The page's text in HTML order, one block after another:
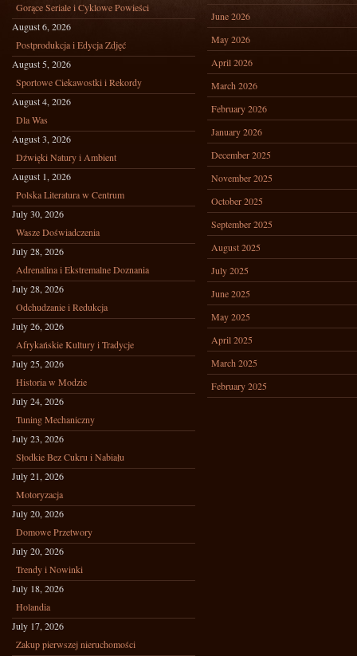
Gorące Seriale i Cyklowe Powieści
August 6, 2026
Postprodukcja i Edycja Zdjęć
August 5, 2026
Sportowe Ciekawostki i Rekordy
August 4, 2026
Dla Was
August 3, 2026
Dźwięki Natury i Ambient
August 1, 2026
Polska Literatura w Centrum
July 30, 2026
Wasze Doświadczenia
July 28, 2026
Adrenalina i Ekstremalne Doznania
July 28, 2026
Odchudzanie i Redukcja
July 26, 2026
Afrykańskie Kultury i Tradycje
July 25, 2026
Historia w Modzie
July 24, 2026
Tuning Mechaniczny
July 23, 2026
Słodkie Bez Cukru i Nabiału
July 21, 2026
Motoryzacja
July 20, 2026
Domowe Przetwory
July 20, 2026
Trendy i Nowinki
July 18, 2026
Holandia
July 17, 2026
Zakup pierwszej nieruchomości
June 2026
May 2026
April 2026
March 2026
February 2026
January 2026
December 2025
November 2025
October 2025
September 2025
August 2025
July 2025
June 2025
May 2025
April 2025
March 2025
February 2025